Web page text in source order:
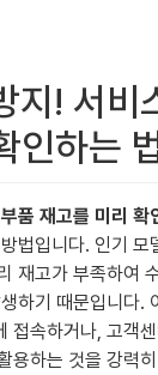
지! 서비
인하는
품 재고를 미리 확
법입니다. 인기 모
재고가 부족하여
하기 때문입니다.
접속하거나, 고
용하는 것을 강력